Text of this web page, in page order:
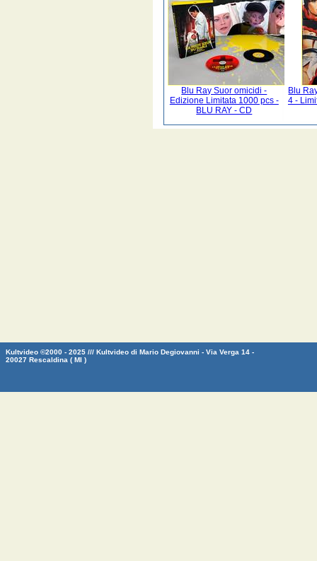
Blu Ray Suor omicidi -
Edizione Limitata 1000 pcs -
BLU RAY - CD
Blu
4 -
Kultvideo ©2000 - 2025 /// Kultvideo di Mario Degiovanni - Via Verga 14 -
20027 Rescaldina ( MI )